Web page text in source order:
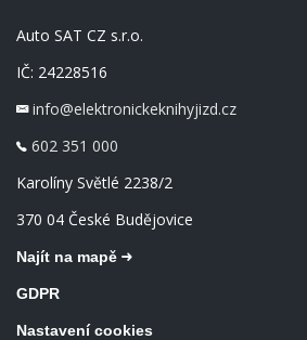
Auto SAT CZ s.r.o.
IČ: 24228516
info@elektronickeknihyjizd.cz
602 351 000
Karolíny Světlé 2238/2
370 04 České Budějovice
Najít na mapě
GDPR
Nastavení cookies